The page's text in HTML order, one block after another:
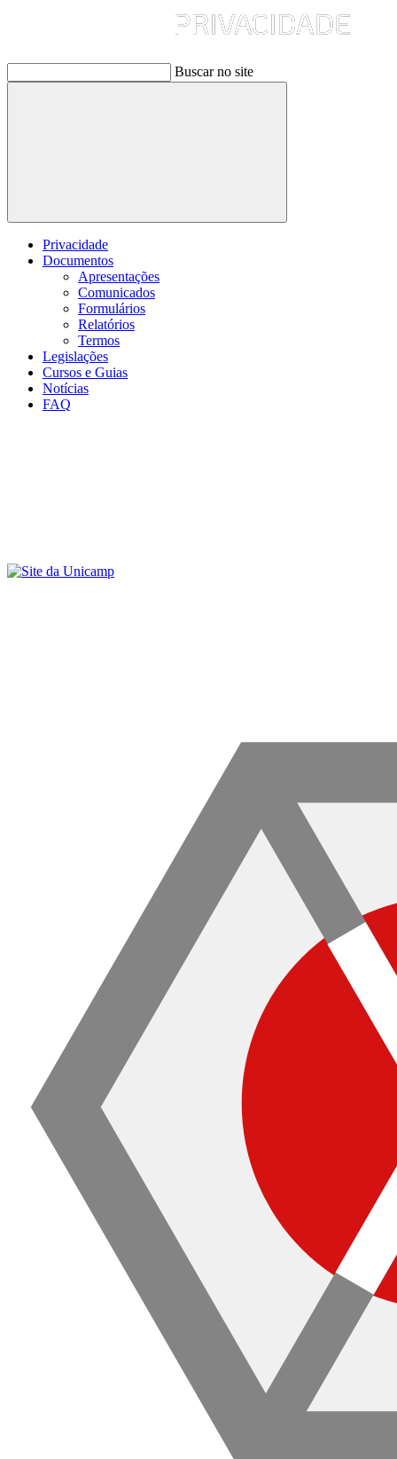
Buscar no site
Buscar
Privacidade
Documentos
Apresentações
Comunicados
Formulários
Relatórios
Termos
Legislações
Cursos e Guias
Notícias
FAQ